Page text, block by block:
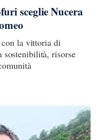
sceglie Nucera
con la vittoria di
sostenibilità, risorse